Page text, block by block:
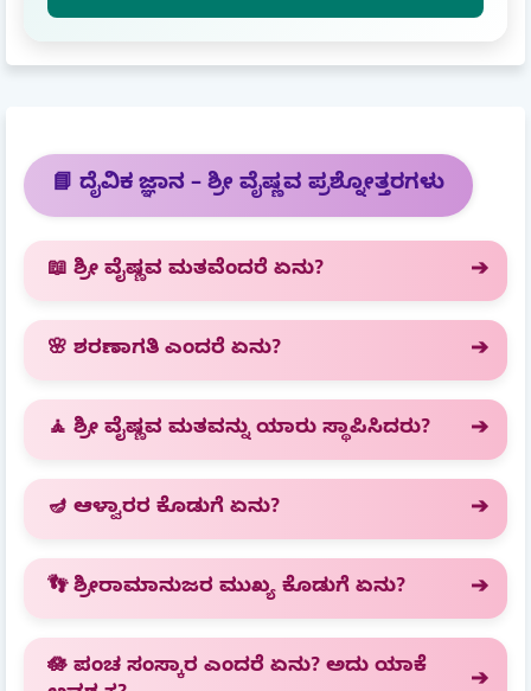
📘 ದೈವಿಕ ಜ್ಞಾನ – ಶ್ರೀ ವೈಷ್ಣವ ಪ್ರಶ್ನೋತ್ತರಗಳು
📖 ಶ್ರೀ ವೈಷ್ಣವ ಮತವೆಂದರೆ ಏನು?
🌸 ಶರಣಾಗತಿ ಎಂದರೆ ಏನು?
🧘 ಶ್ರೀ ವೈಷ್ಣವ ಮತವನ್ನು ಯಾರು ಸ್ಥಾಪಿಸಿದರು?
🪔 ಆಳ್ವಾರರ ಕೊಡುಗೆ ಏನು?
👣 ಶ್ರೀರಾಮಾನುಜರ ಮುಖ್ಯ ಕೊಡುಗೆ ಏನು?
🪷 ಪಂಚ ಸಂಸ್ಕಾರ ಎಂದರೆ ಏನು? ಅದು ಯಾಕೆ